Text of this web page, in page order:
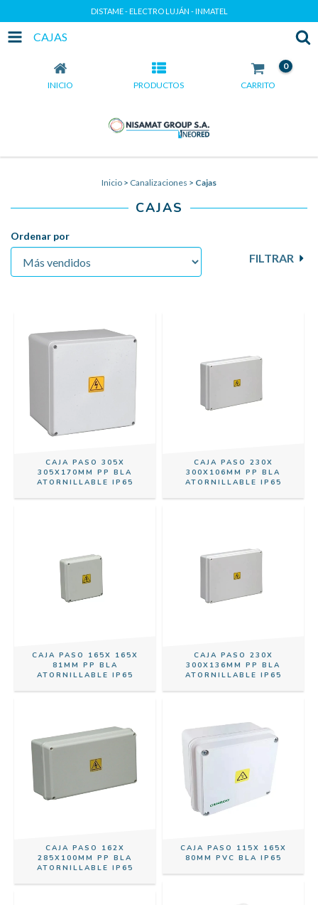
DISTAME - ELECTRO LUJÁN - INMATEL
CAJAS
INICIO PRODUCTOS CARRITO
0
Inicio > Canalizaciones > Cajas
CAJAS
Ordenar por
FILTRAR
CAJA PASO 305X
305X170MM PP BLA
ATORNILLABLE IP65
CAJA PASO 230X
300X106MM PP BLA
ATORNILLABLE IP65
CAJA PASO 165X 165X
81MM PP BLA
ATORNILLABLE IP65
CAJA PASO 230X
300X136MM PP BLA
ATORNILLABLE IP65
CAJA PASO 162X
285X100MM PP BLA
ATORNILLABLE IP65
CAJA PASO 115X 165X
80MM PVC BLA IP65